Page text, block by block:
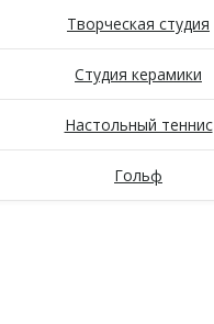
Творческая студия
Студия керамики
Настольный теннис
Гольф